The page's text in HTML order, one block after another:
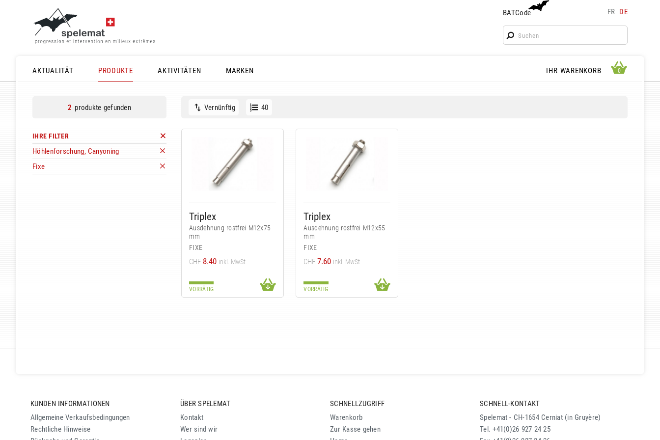
BATCode FR DE
BATCode
Geben Sie Ihren Namen ein und bestätigen
AKTUALITÄT
PRODUKTE AKTIVITÄTEN MARKEN IHR WARENKORB 0 0
2 produkte gefunden
IHRE FILTER
Höhlenforschung, Canyoning
Fixe
Vernünftig 40
Triplex
Ausdehnung rostfrei M12x75
mm
FIXE
CHF 8.40 inkl. MwSt
VORRÄTIG
Triplex
Ausdehnung rostfrei M12x55
mm
FIXE
CHF 7.60 inkl. MwSt
VORRÄTIG
KUNDEN INFORMATIONEN
Allgemeine Verkaufsbedingungen
Rechtliche Hinweise
ÜBER SPELEMAT
Kontakt
Wer sind wir
SCHNELLZUGRIFF
Warenkorb
Zur Kasse gehen
SCHNELL-KONTAKT
Spelemat - CH-1654 Cerniat (in Gruyère)
Tel. +41(0)26 927 24 25